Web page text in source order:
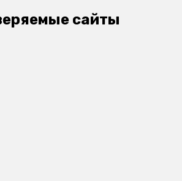
сайты